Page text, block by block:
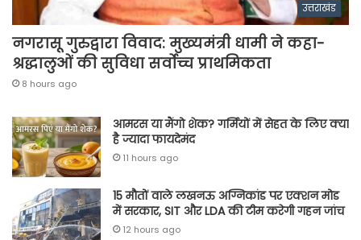
उत्तराखंड
नगरासू गुरुद्वारा विवाद: मुख्यमंत्री धामी ने कहा-
श्रद्धालुओं की सुविधा सर्वोच्च प्राथमिकता
8 hours ago
आमरस या मैंगो शेक? गर्मियों में सेहत के लिए क्या
है ज्यादा फायदेमंद
11 hours ago
15 मौतों वाले लखनऊ अग्निकांड पर एक्शन मोड
में सरकार, SIT और LDA की टीम करेगी गहन जांच
12 hours ago